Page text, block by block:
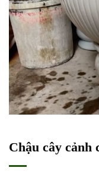
Chậu cây cảnh